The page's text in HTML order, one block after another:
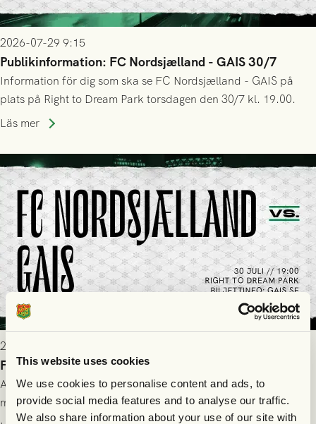
This website uses cookies
We use cookies to personalise content and ads, to
provide social media features and to analyse our traffic.
We also share information about your use of our site with
2026-07-29 9:15
Publikinformation: FC Nordsjælland - GAIS 30/7
Information för dig som ska se FC Nordsjælland - GAIS på
plats på Right to Dream Park torsdagen den 30/7 kl. 19.00.
Läs mer
2026-07-28 17:36
FC Nordsjælland borta: Biljettuthämtning
All information om hur du byter ditt värdebevis mot
matchbiljett på plats i Danmark, samt vad som gäller för dig
som står på reservlista eller fått förhinder.